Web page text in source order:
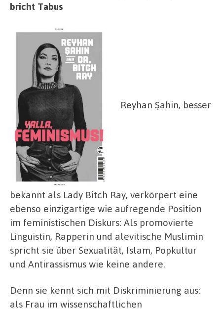
bricht Tabus
Reyhan Şahin, besser
bekannt als Lady Bitch Ray, verkörpert eine
ebenso einzigartige wie aufregende Position
im feministischen Diskurs: Als promovierte
Linguistin, Rapperin und alevitische Muslimin
spricht sie über Sexualität, Islam, Popkultur
und Antirassismus wie keine andere.
Denn sie kennt sich mit Diskriminierung aus:
als Frau im wissenschaftlichen